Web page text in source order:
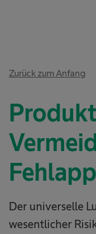
Zurück zum Anfang
Der universelle
wesentlicher